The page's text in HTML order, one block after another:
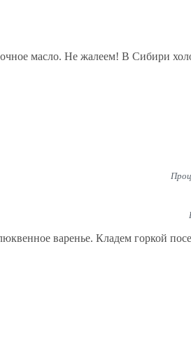
масло. Не жалеем! В Сибири
варенье. Кладем горкой